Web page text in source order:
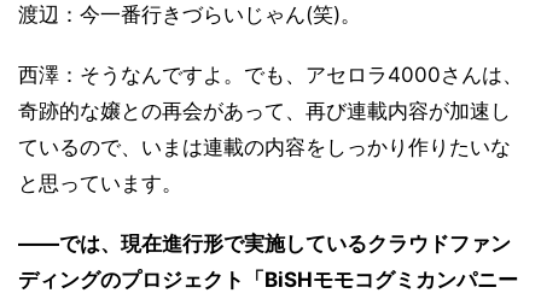
渡辺：今一番行きづらいじゃん(笑)。
西澤：そうなんですよ。でも、アセロラ4000さんは、
奇跡的な嬢との再会があって、再び連載内容が加速し
ているので、いまは連載の内容をしっかり作りたいな
と思っています。
――では、現在進行形で実施しているクラウドファン
ディングのプロジェクト「BiSHモモコグミカンパニー